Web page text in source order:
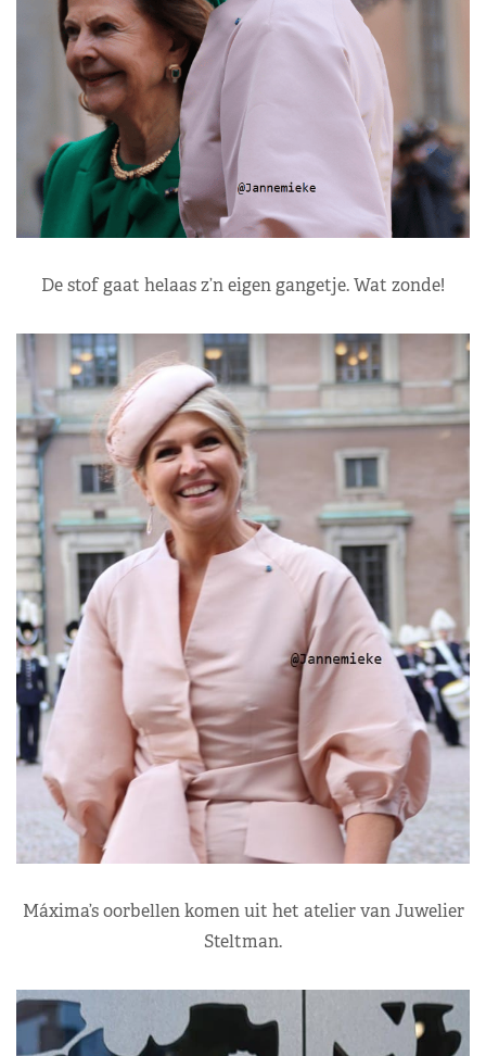
De stof gaat helaas z’n eigen gangetje. Wat zonde!
Máxima’s oorbellen komen uit het atelier van Juwelier
Steltman.